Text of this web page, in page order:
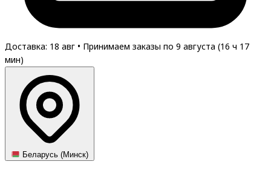
Доставка: 18 авг • Принимаем заказы по 9 августа (16 ч 17
мин)
Беларусь (Минск)